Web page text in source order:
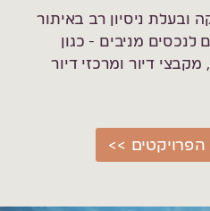
ובעלת ניסיון רב באיתור
מניבים - כגון
דיור ומרכזי דיור
>>